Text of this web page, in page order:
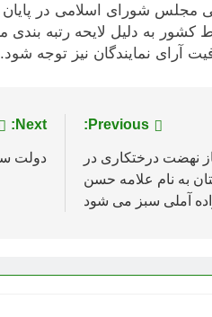
مجلس شورای اسلامی در
کشور به دلیل لایحه رتبه
آرای نمایندگان نیز توجه شود.
Previous:
نهضت درختکاری در
به نام علامه حسن
آملی سبز می شود
Next:
دولت